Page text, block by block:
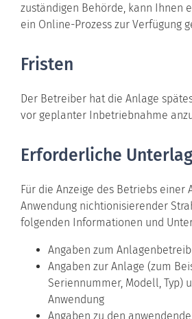
zuständigen Behörde, kann Ihnen
ein Online-Prozess zur Verfügung
Fristen
Der Betreiber hat die Anlage
vor geplanter Inbetriebnahme
Erforderliche
Für die Anzeige des Betriebs einer
Anwendung nichtionisierender
folgenden Informationen und
Angaben zum
Angaben zur Anlage (zum
Seriennummer, Modell, Typ)
Anwendung
Angaben zu den